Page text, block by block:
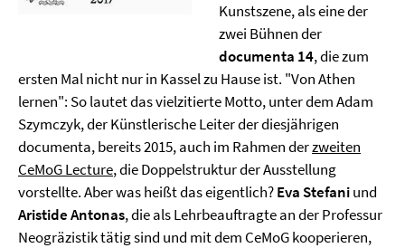
Kunstszene, als eine der
zwei Bühnen der
documenta 14, die zum
ersten Mal nicht nur in Kassel zu Hause ist. "Von Athen
lernen": So lautet das vielzitierte Motto, unter dem Adam
Szymczyk, der Künstlerische Leiter der diesjährigen
documenta, bereits 2015, auch im Rahmen derzweiten
CeMoG Lecture, die Doppelstruktur der Ausstellung
vorstellte. Aber was heißt das eigentlich?Eva Stefaniund
Aristide Antonas, die als Lehrbeauftragte an der Professur
Neogräzistik tätig sind und mit dem CeMoG kooperieren,